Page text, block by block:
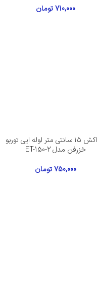
710,000 تومان
هواکش ۱۵ سانتی متر لوله ایی توربو
خزرفن مدل ET-150-2
750,000 تومان